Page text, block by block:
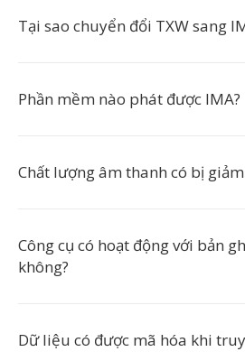
Tại sao chuyển đổi TXW sang
Phần mềm nào phát được IMA?
Chất lượng âm thanh có bị
Công cụ có hoạt động với bản
không?
Dữ liệu có được mã hóa khi